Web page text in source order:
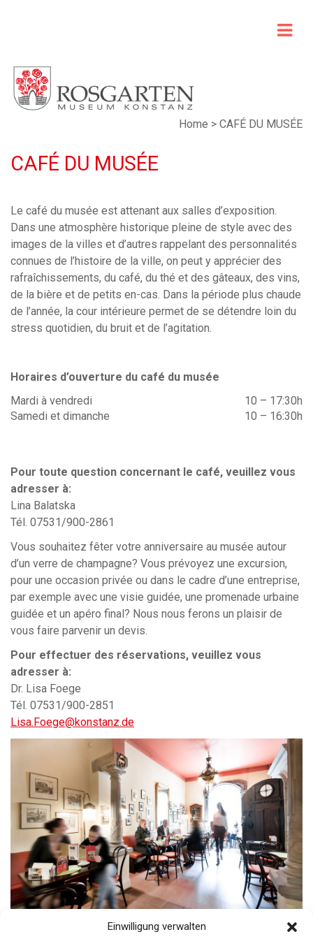
Einwilligung verwalten
Home > CAFÉ DU MUSÉE
CAFÉ DU MUSÉE
Le café du musée est attenant aux salles d’exposition.
Dans une atmosphère historique pleine de style avec des
images de la villes et d’autres rappelant des personnalités
connues de l’histoire de la ville, on peut y apprécier des
rafraîchissements, du café, du thé et des gâteaux, des vins,
de la bière et de petits en-cas. Dans la période plus chaude
de l’année, la cour intérieure permet de se détendre loin du
stress quotidien, du bruit et de l’agitation.
Horaires d’ouverture du café du musée
Mardi à vendredi
10 – 17:30h
Samedi et dimanche
10 – 16:30h
Pour toute question concernant le café, veuillez vous
adresser à:
Lina Balatska
Tél. 07531/900-2861
Vous souhaitez fêter votre anniversaire au musée autour
d’un verre de champagne? Vous prévoyez une excursion,
pour une occasion privée ou dans le cadre d’une entreprise,
par exemple avec une visie guidée, une promenade urbaine
guidée et un apéro final? Nous nous ferons un plaisir de
vous faire parvenir un devis.
Pour effectuer des réservations, veuillez vous
adresser à:
Dr. Lisa Foege
Tél. 07531/900-2851
Lisa.Foege@konstanz.de